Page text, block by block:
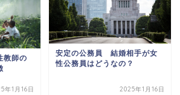
教師の
年1月16日
安定の公務員 結婚相手が女
性公務員はどうなの？
2025年1月16日